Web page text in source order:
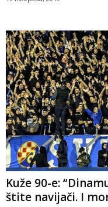
Kuže 90-e:
štite navijači. I